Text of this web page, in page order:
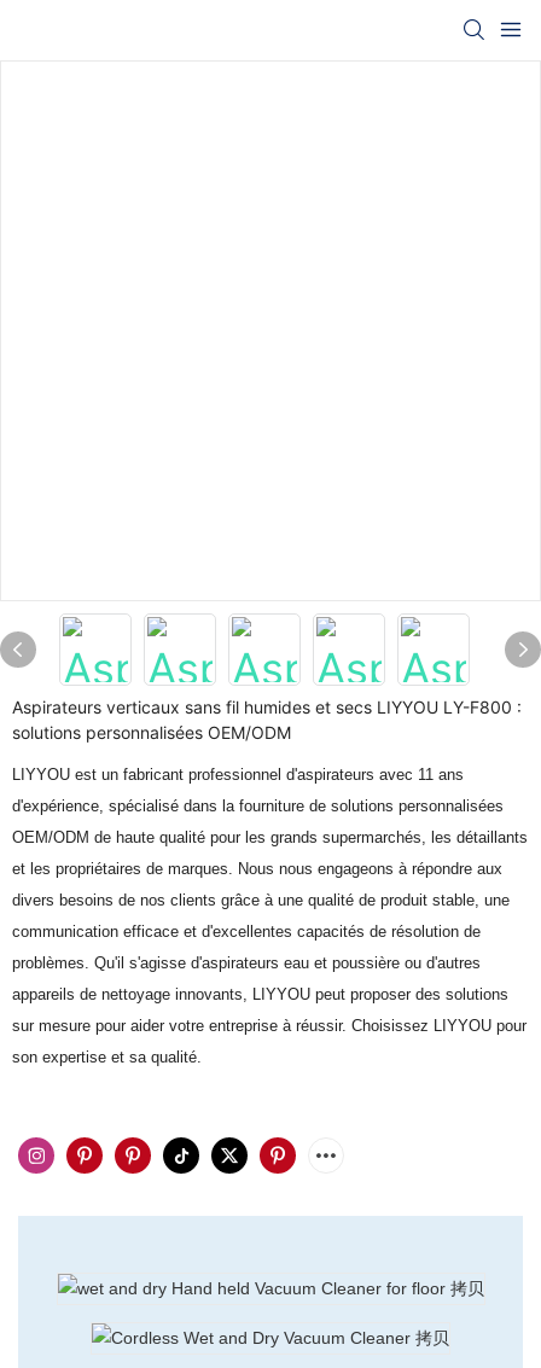
Aspirateurs verticaux sans fil humides et secs LIYYOU LY-F800 :
solutions personnalisées OEM/ODM
LIYYOU est un fabricant professionnel d'aspirateurs avec 11 ans
d'expérience, spécialisé dans la fourniture de solutions personnalisées
OEM/ODM de haute qualité pour les grands supermarchés, les détaillants
et les propriétaires de marques. Nous nous engageons à répondre aux
divers besoins de nos clients grâce à une qualité de produit stable, une
communication efficace et d'excellentes capacités de résolution de
problèmes. Qu'il s'agisse d'aspirateurs eau et poussière ou d'autres
appareils de nettoyage innovants, LIYYOU peut proposer des solutions
sur mesure pour aider votre entreprise à réussir. Choisissez LIYYOU pour
son expertise et sa qualité.